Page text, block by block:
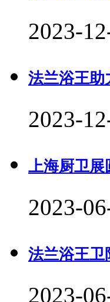
2023-
法兰浴王助
2023-
上海厨卫展
2023-
法兰浴王卫
2023-